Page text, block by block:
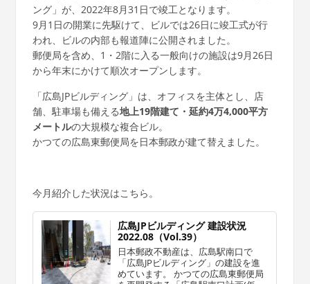
ング」が、2022年8月31日で竣工となります。
9月1日の開業に先駆けて、ビルでは26日に竣工式が行
われ、ビルの内部も報道陣に公開されました。
郵便局を含め、1・2階に入る一般向けの施設は9月26日
から年末にかけて順次オープンします。
「広島JPビルディング」は、オフィスを主体とし、店
舗、駐車場も備える地上19階建て・延約4万4,000平方
メートルの大規模な複合ビル。
かつての広島東郵便局を日本郵政が建て替えました。
今月紹介した状況はこちら。
広島JPビルディング 建設状況
2022.08（Vol.39）
日本郵政不動産は、広島駅南口で
「広島JPビルディング」の建設を進
めています。 かつての広島東郵便局